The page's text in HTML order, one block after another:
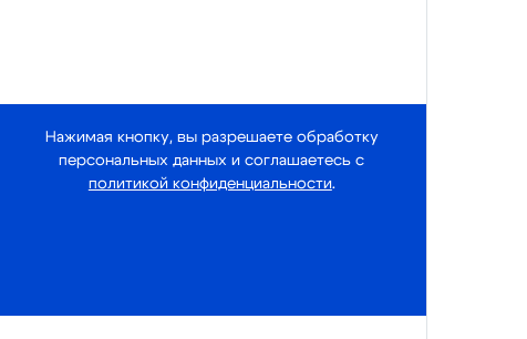
Нажимая кнопку, вы разрешаете обработку
персональных данных и соглашаетесь с
политикой конфиденциальности.